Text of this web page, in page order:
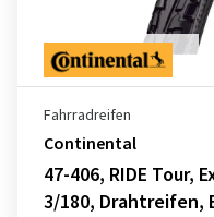
Fahrradreifen
Continental
47-406, RIDE Tour,
3/180, Drahtreifen,